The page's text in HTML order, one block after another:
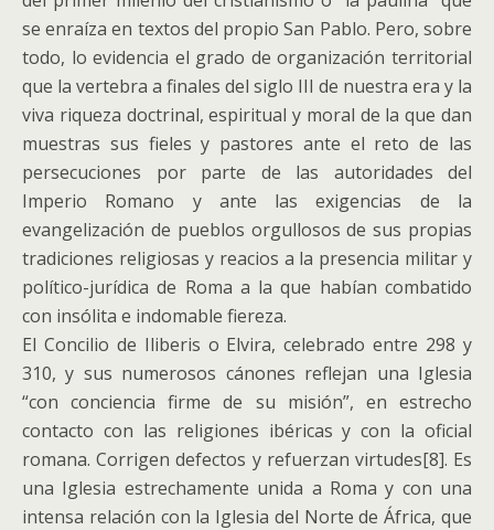
se enraíza en textos del propio San Pablo. Pero, sobre
todo, lo evidencia el grado de organización territorial
que la vertebra a finales del siglo III de nuestra era y la
viva riqueza doctrinal, espiritual y moral de la que dan
muestras sus fieles y pastores ante el reto de las
persecuciones por parte de las autoridades del
Imperio Romano y ante las exigencias de la
evangelización de pueblos orgullosos de sus propias
tradiciones religiosas y reacios a la presencia militar y
político-jurídica de Roma a la que habían combatido
con insólita e indomable fiereza.
El Concilio de Iliberis o Elvira, celebrado entre 298 y
310, y sus numerosos cánones reflejan una Iglesia
“con conciencia firme de su misión”, en estrecho
contacto con las religiones ibéricas y con la oficial
romana. Corrigen defectos y refuerzan virtudes[8]. Es
una Iglesia estrechamente unida a Roma y con una
intensa relación con la Iglesia del Norte de África, que